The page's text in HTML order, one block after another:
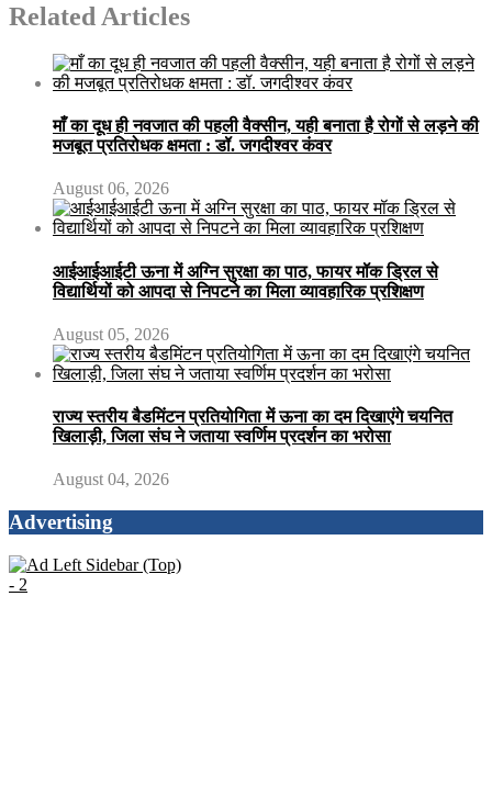
Related Articles
माँ का दूध ही नवजात की पहली वैक्सीन, यही बनाता है रोगों से लड़ने की
मजबूत प्रतिरोधक क्षमता : डॉ. जगदीश्वर कंवर
August 06, 2026
आईआईआईटी ऊना में अग्नि सुरक्षा का पाठ, फायर मॉक ड्रिल से
विद्यार्थियों को आपदा से निपटने का मिला व्यावहारिक प्रशिक्षण
August 05, 2026
राज्य स्तरीय बैडमिंटन प्रतियोगिता में ऊना का दम दिखाएंगे चयनित
खिलाड़ी, जिला संघ ने जताया स्वर्णिम प्रदर्शन का भरोसा
August 04, 2026
Advertising